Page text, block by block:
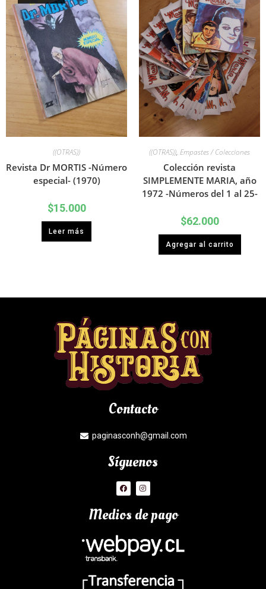
((OTRAS))
Revista Dr MORTIS -Número
especial- (1970)
$15.000
Leer más
((OTRAS)), Empastes / Colecciones
Colección revista
SIMPLEMENTE MARIA, año
1972 -Números del 1 al 25-
$62.000
Agregar al carrito
Contacto
paginasconh@gmail.com
Síguenos
Medios de pago